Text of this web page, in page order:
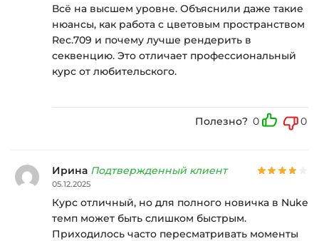
Всё на высшем уровне. Объяснили даже такие
нюансы, как работа с цветовым пространством
Rec.709 и почему лучше рендерить в
секвенцию. Это отличает профессиональный
курс от любительского.
Полезно? 0 0
Ирина Подтвержденный клиент
05.12.2025
Курс отличный, но для полного новичка в Nuke
темп может быть слишком быстрым.
Приходилось часто пересматривать моменты